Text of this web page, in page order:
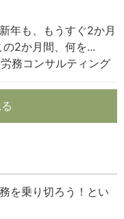
年も、もうすぐ2か月
2か月間、何を...
務コンサルティング
を乗り切ろう！とい